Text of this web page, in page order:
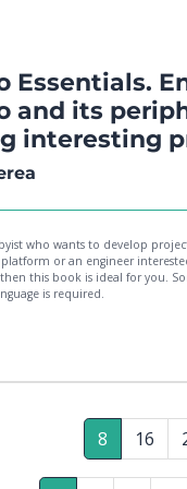
Essentials.
and its
interesting
who wants to develop
or an engineer
this book is ideal for you.
is required.
8 16